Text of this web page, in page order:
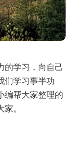
的学习，向自己
们学习事半功
编帮大家整理的
。